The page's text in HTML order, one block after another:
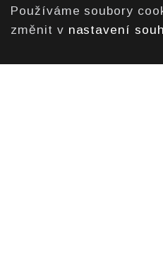
Používáme soubory
změnit v nastavení